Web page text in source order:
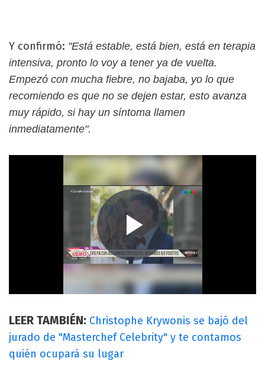
Y confirmó: "Está estable, está bien, está en terapia
intensiva, pronto lo voy a tener ya de vuelta.
Empezó con mucha fiebre, no bajaba, yo lo que
recomiendo es que no se dejen estar, esto avanza
muy rápido, si hay un síntoma llamen
inmediatamente".
LEER TAMBIÉN: Christophe Krywonis se bajó del
jurado de "Masterchef Celebrity" y te contamos
quién ocupará su lugar